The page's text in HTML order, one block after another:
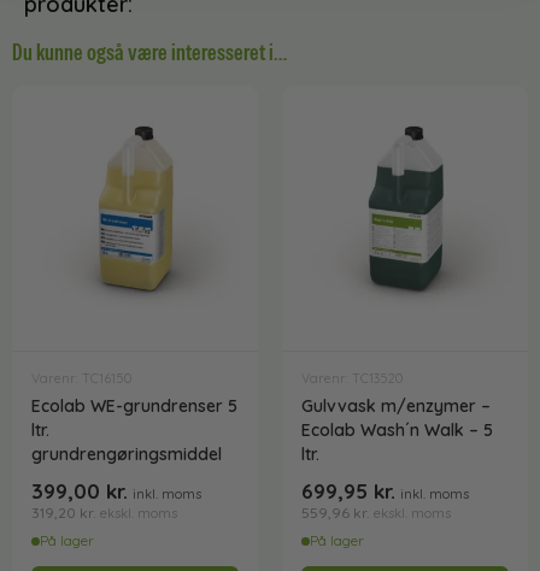
Du kunne også være interesseret i…
Varenr: TC16150
Ecolab WE-grundrenser 5
ltr.
grundrengøringsmiddel
399,00 kr. inkl. moms
319,20 kr. ekskl. moms
På lager
Varenr: TC13520
Gulvvask m/enzymer –
Ecolab Wash´n Walk – 5
ltr.
699,95 kr. inkl. moms
559,96 kr. ekskl. moms
På lager